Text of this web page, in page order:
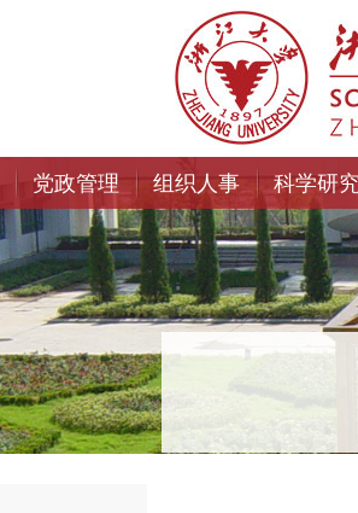
党政管理 组织人事 科学研